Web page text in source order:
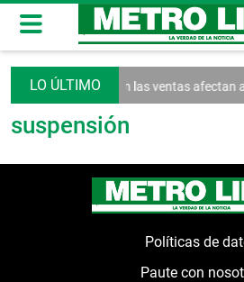
de liquidez y baja en las ventas afectan a
suspensión
Políticas de
Paute con